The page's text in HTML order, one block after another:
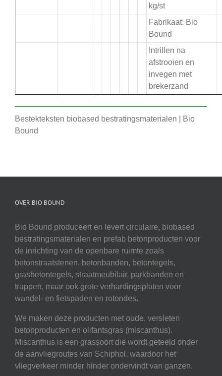
kg/st
Fabrikaat: Bio
Bound
Intrillen na
afstrooien en
invegen met
brekerzand
Bestekteksten biobased bestratingsmaterialen | Bio
Bound
OVER BIO BOUND
Bio Bound produceert en levert circulaire, biobased
bestratingsmaterialen en prefab betonproducten voor
de inrichting van de openbare ruimte zoals
betonstraatstenen, betonbanden, betontegels,
grasbetontegels, straatmeubilair, parkbanden en
trappen, maar ook grote verhardingsplaten voor
wandel- en fietspaden en rotondes.
We maken deze producten met oude, versleten
betonproducten en olifantsgras (miscanthus).
Miscanthus is een grassoort die wordt geteeld onder
de aanvliegroutes van Schiphol, waardoor het
vliegverkeer minder hinder ondervindt van ganzen.